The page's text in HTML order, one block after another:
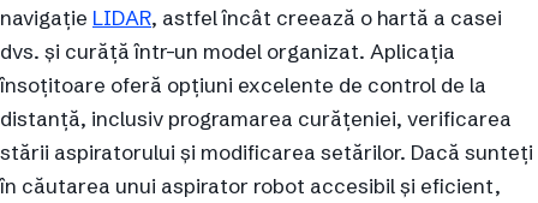
navigație LIDAR, astfel încât creează o hartă a casei
dvs. și curăță într-un model organizat. Aplicația
însoțitoare oferă opțiuni excelente de control de la
distanță, inclusiv programarea curățeniei, verificarea
stării aspiratorului și modificarea setărilor. Dacă sunteți
în căutarea unui aspirator robot accesibil și eficient,